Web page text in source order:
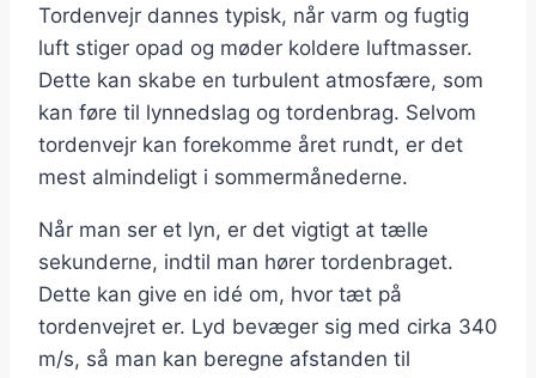
Tordenvejr dannes typisk, når varm og fugtig
luft stiger opad og møder koldere luftmasser.
Dette kan skabe en turbulent atmosfære, som
kan føre til lynnedslag og tordenbrag. Selvom
tordenvejr kan forekomme året rundt, er det
mest almindeligt i sommermånederne.
Når man ser et lyn, er det vigtigt at tælle
sekunderne, indtil man hører tordenbraget.
Dette kan give en idé om, hvor tæt på
tordenvejret er. Lyd bevæger sig med cirka 340
m/s, så man kan beregne afstanden til